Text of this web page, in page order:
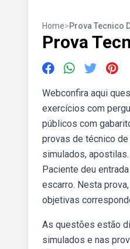
Home>Prova Tecnico
Prova
Webconfira aqui
exercícios com
públicos com
provas de técnico
simulados,
Paciente deu
escarro. Nesta
objetivas
As questões estão
simulados e nas